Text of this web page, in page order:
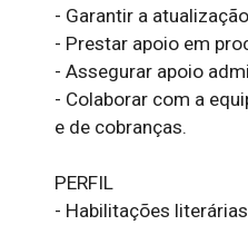
- Garantir a
- Prestar apoio em
- Assegurar apoio
- Colaborar com a
e de cobranças.
PERFIL
- Habilitações